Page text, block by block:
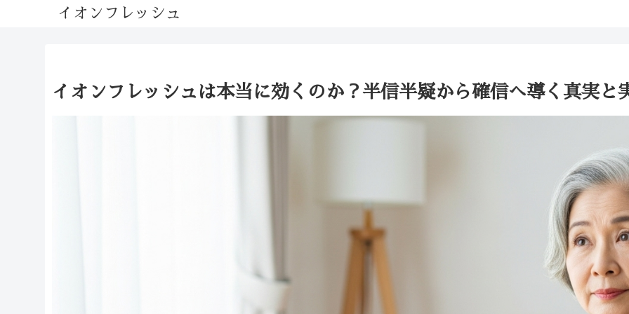
イオンフレッシュ
イオンフレッシュは本当に効くのか？半信半疑から確信へ導く真実と